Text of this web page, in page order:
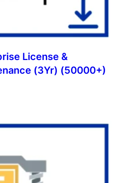
License &
(3Yr) (50000+)